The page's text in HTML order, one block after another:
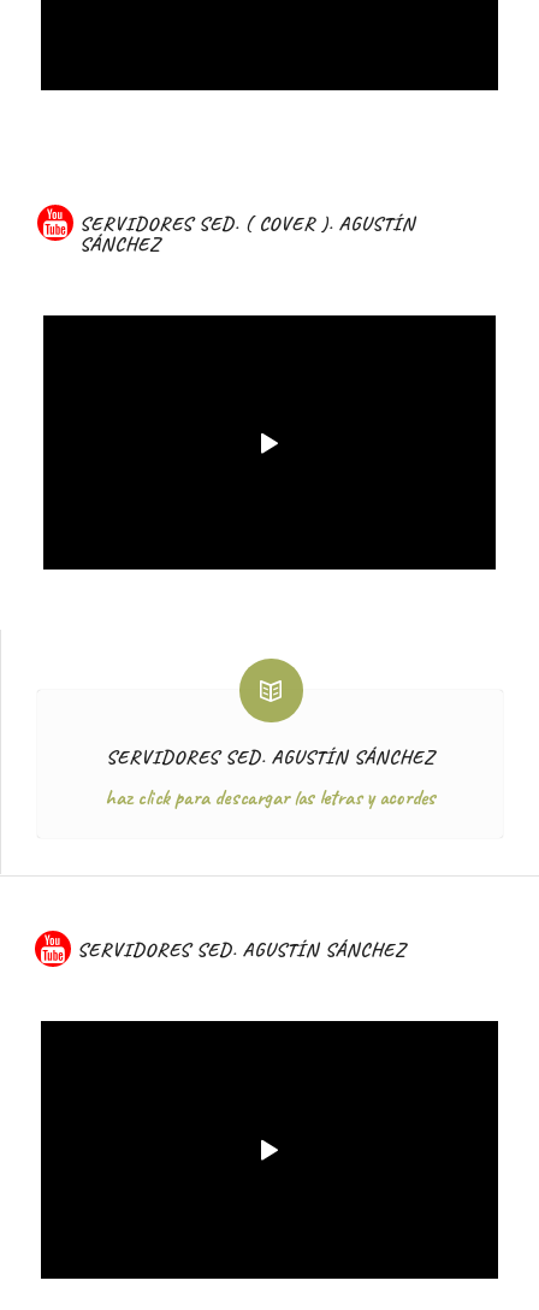
SERVIDORES SED. ( COVER ). AGUSTÍN
SÁNCHEZ
SERVIDORES SED. AGUSTÍN SÁNCHEZ
haz click para descargar las letras y acordes
SERVIDORES SED. AGUSTÍN SÁNCHEZ